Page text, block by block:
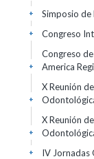
Simposio de
+
Congreso
+
Congreso
America
+
X Reunión
+
X Reunión
+
IV Jornadas
+